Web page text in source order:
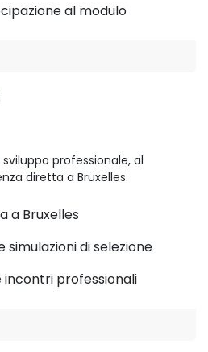
al modulo
professionale, al
diretta a Bruxelles.
a Bruxelles
simulazioni di selezione
incontri professionali